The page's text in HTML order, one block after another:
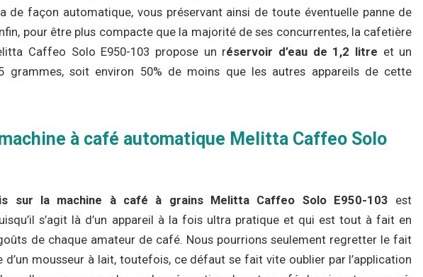
de façon automatique, vous préservant ainsi de toute éventuelle panne de
pour être plus compacte que la majorité de ses concurrentes, la cafetière
Caffeo Solo E950-103 propose un réservoir d’eau de 1,2 litre et un
grammes, soit environ 50% de moins que les autres appareils de cette
à café automatique Melitta Caffeo Solo
sur la machine à café à grains Melitta Caffeo Solo E950-103 est
s’agit là d’un appareil à la fois ultra pratique et qui est tout à fait en
de chaque amateur de café. Nous pourrions seulement regretter le fait
d’un mousseur à lait, toutefois, ce défaut se fait vite oublier par l’application